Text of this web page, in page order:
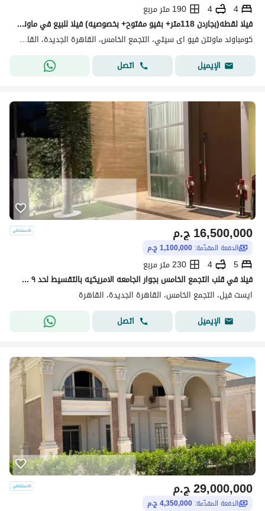
4
4
190 متر مربع
فيلا لقطه(بجاردن 118متر+ بفيو مفتوح+ بخصوصيه) فيلا للبيع في ماونتن فيوMountain View creek New Cairo بالقرب من Mivida وHyde Park وPalm Hills New Cairo
كومباوند ماونتن فيو اى سيتي، التجمع الخامس، القاهرة الجديدة، القاهرة
الإيميل
اتصل
ج.م16,500,000
الدفعة المقدّمة: 1,100,000 ج.م
5
4
230 متر مربع
فيلا في قلب التجمع الخامس بجوار الجامعه الامريكيه بالتقسيط لحد ٩ سنين
ايست فيل، التجمع الخامس، القاهرة الجديدة، القاهرة
الإيميل
اتصل
ج.م29,000,000
الدفعة المقدّمة: 4,350,000 ج.م